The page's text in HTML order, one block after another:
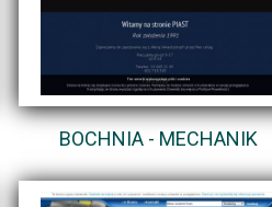
BOCHNIA - MECHANIK